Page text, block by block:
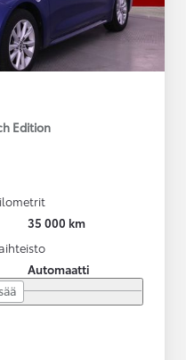
Edition
35 000 km
Automaatti